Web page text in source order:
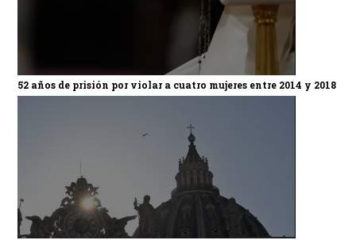
52 años de prisión por violar a cuatro mujeres entre 2014 y 2018